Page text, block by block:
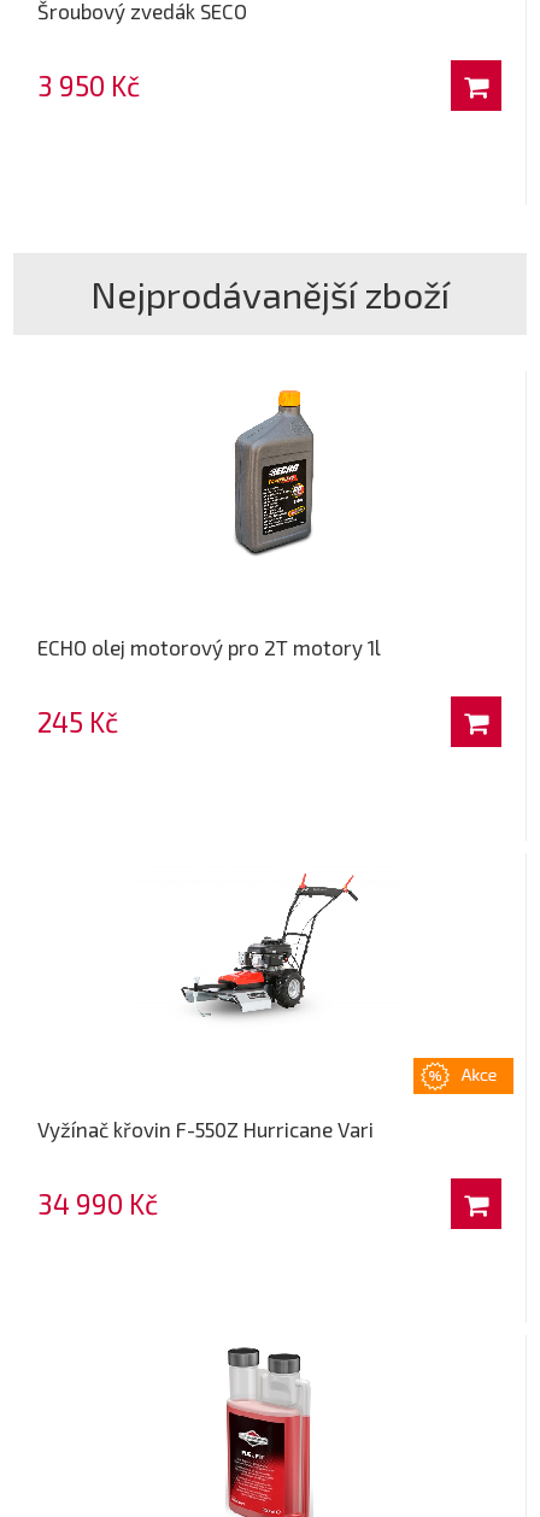
Šroubový zvedák SECO
3 950 Kč
Nejprodávanější zboží
ECHO olej motorový pro 2T motory 1l
245 Kč
Vyžínač křovin F-550Z Hurricane Vari
34 990 Kč